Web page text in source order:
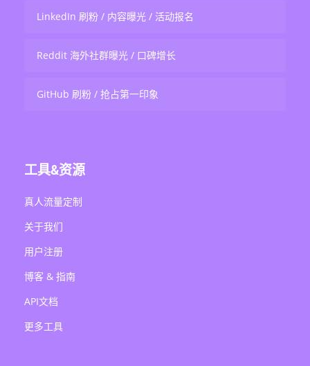
LinkedIn 刷粉 / 内容曝光 / 活动报名
Reddit 海外社群曝光 / 口碑增长
GitHub 刷粉 / 抢占第一印象
工具&资源
真人流量定制
关于我们
用户注册
博客 & 指南
API文档
更多工具